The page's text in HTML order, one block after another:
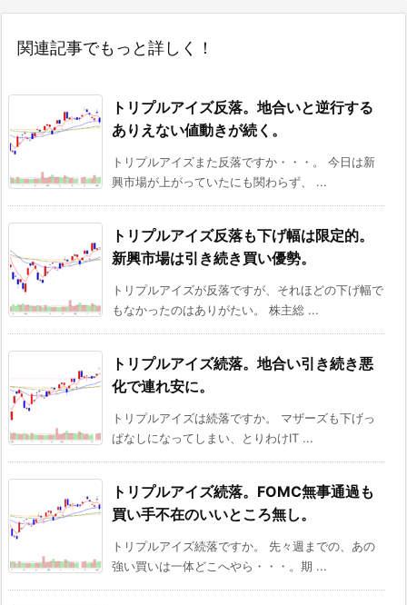
関連記事でもっと詳しく！
トリプルアイズ反落。地合いと逆行する
ありえない値動きが続く。
トリプルアイズまた反落ですか・・・。 今日は新
興市場が上がっていたにも関わらず、 ...
トリプルアイズ反落も下げ幅は限定的。
新興市場は引き続き買い優勢。
トリプルアイズが反落ですが、それほどの下げ幅で
もなかったのはありがたい。 株主総 ...
トリプルアイズ続落。地合い引き続き悪
化で連れ安に。
トリプルアイズは続落ですか。 マザーズも下げっ
ぱなしになってしまい、とりわけIT ...
トリプルアイズ続落。FOMC無事通過も
買い手不在のいいところ無し。
トリプルアイズ続落ですか。 先々週までの、あの
強い買いは一体どこへやら・・・。期 ...